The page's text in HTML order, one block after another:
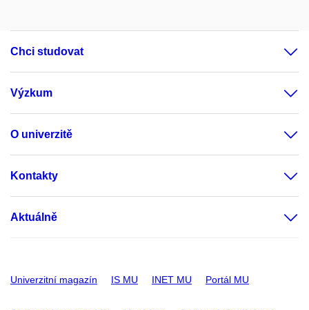
Chci studovat
Výzkum
O univerzitě
Kontakty
Aktuálně
Univerzitní magazín IS MU INET MU Portál MU